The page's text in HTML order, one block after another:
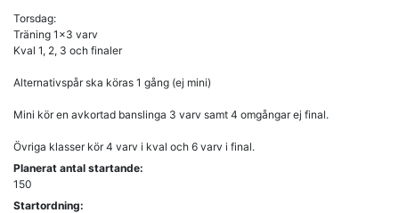
Torsdag:
Träning 1x3 varv
Kval 1, 2, 3 och finaler
Alternativspår ska köras 1 gång (ej mini)
Mini kör en avkortad banslinga 3 varv samt 4 omgångar ej final.
Övriga klasser kör 4 varv i kval och 6 varv i final.
Planerat antal startande:
150
Startordning: